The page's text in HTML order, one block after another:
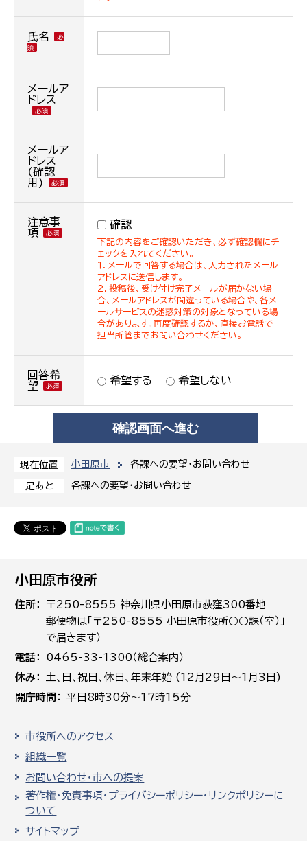
現在位置 小田原市 各課への要望・お問い合わせ
足あと 各課への要望・お問い合わせ
氏名
メールア
ドレス
メールア
ドレス
(確認
用)
注意事
項
確認
下記の内容をご確認いただき、必ず確認欄にチ
ェックを入れてください。
１．メールで回答する場合は、入力されたメール
アドレスに送信します。
２．投稿後、受け付け完了メールが届かない場
合、メールアドレスが間違っている場合や、各メ
ールサービスの迷惑対策の対象となっている場
合があります。再度確認するか、直接お電話で
担当所管までお問い合わせください。
回答希
望
希望する 希望しない
小田原市役所
住所
〒250-8555 神奈川県小田原市荻窪300番地
郵便物は「〒250-8555 小田原市役所○○課（室）」
で届きます）
電話
0465-33-1300（総合案内）
休み
土､日､祝日、休日、年末年始 (12月29日～1月3日)
開庁時間
平日8時30分～17時15分
市役所へのアクセス
組織一覧
お問い合わせ・市への提案
著作権・免責事項・プライバシーポリシー・リンクポリシーに
ついて
サイトマップ